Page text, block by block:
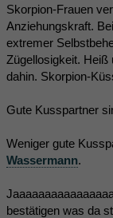
Skorpion-Frauen
Anziehungskraft.
extremer
Zügellosigkeit.
dahin. Skorpion-
Gute Kusspartner
Weniger gute
Wassermann.
bestätigen was da